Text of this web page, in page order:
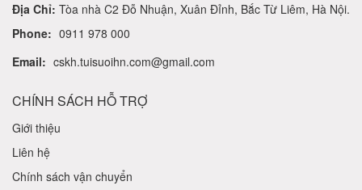
Địa Chỉ: Tòa nhà C2 Đỗ Nhuận, Xuân Đỉnh, Bắc Từ Liêm, Hà Nội.
Phone: 0911 978 000
Email: cskh.tuisuoihn.com@gmail.com
CHÍNH SÁCH HỖ TRỢ
Giới thiệu
Liên hệ
Chính sách vận chuyển